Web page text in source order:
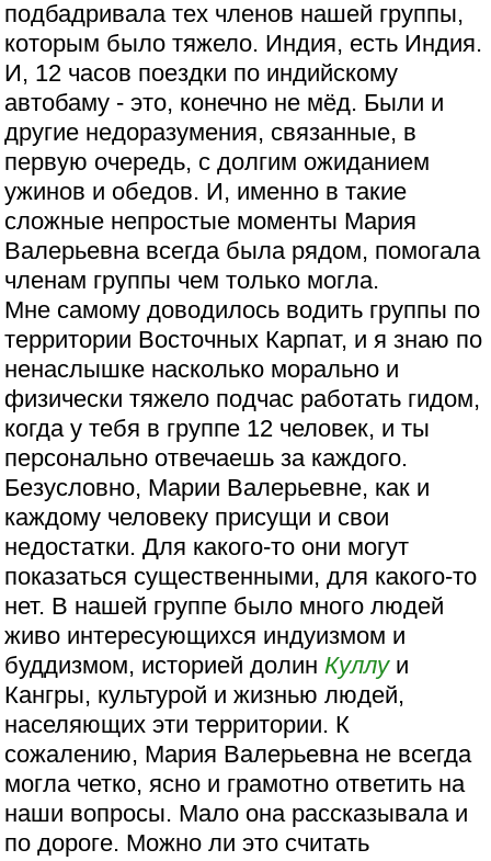
подбадривала тех членов нашей группы,
которым было тяжело. Индия, есть Индия.
И, 12 часов поездки по индийскому
автобаму - это, конечно не мёд. Были и
другие недоразумения, связанные, в
первую очередь, с долгим ожиданием
ужинов и обедов. И, именно в такие
сложные непростые моменты Мария
Валерьевна всегда была рядом, помогала
членам группы чем только могла.
Мне самому доводилось водить группы по
территории Восточных Карпат, и я знаю по
ненаслышке насколько морально и
физически тяжело подчас работать гидом,
когда у тебя в группе 12 человек, и ты
персонально отвечаешь за каждого.
Безусловно, Марии Валерьевне, как и
каждому человеку присущи и свои
недостатки. Для какого-то они могут
показаться существенными, для какого-то
нет. В нашей группе было много людей
живо интересующихся индуизмом и
буддизмом, историей долин Куллуи
Кангры, культурой и жизнью людей,
населяющих эти территории. К
сожалению, Мария Валерьевна не всегда
могла четко, ясно и грамотно ответить на
наши вопросы. Мало она рассказывала и
по дороге. Можно ли это считать